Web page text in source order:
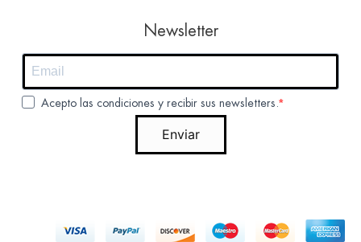
Newsletter
Acepto las condiciones y recibir sus newsletters.
Enviar